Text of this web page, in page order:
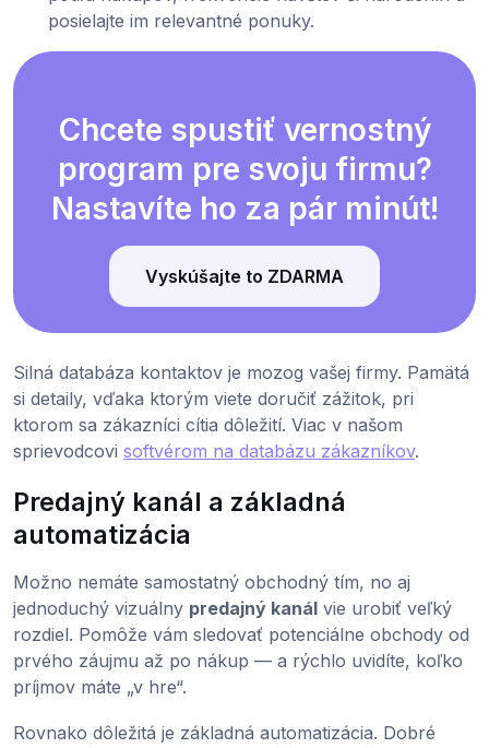
posielajte im relevantné ponuky.
Chcete spustiť vernostný
program pre svoju firmu?
Nastavíte ho za pár minút!
Vyskúšajte to ZDARMA
Silná databáza kontaktov je mozog vašej firmy. Pamätá
si detaily, vďaka ktorým viete doručiť zážitok, pri
ktorom sa zákazníci cítia dôležití. Viac v našom
sprievodcovi softvérom na databázu zákazníkov.
Predajný kanál a základná
automatizácia
Možno nemáte samostatný obchodný tím, no aj
jednoduchý vizuálny predajný kanál vie urobiť veľký
rozdiel. Pomôže vám sledovať potenciálne obchody od
prvého záujmu až po nákup — a rýchlo uvidíte, koľko
príjmov máte „v hre“.
Rovnako dôležitá je základná automatizácia. Dobré